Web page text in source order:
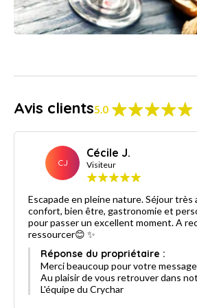
Avis clients5.0
CJ
Cécile J.
Visiteur
Escapade en pleine nature. Séjour
confort, bien être, gastronomie et
pour passer un excellent moment. A
ressourcer😊 ✨
Réponse du propriétaire :
Merci beaucoup pour votre
Au plaisir de vous retrouver dans
L'équipe du Crychar